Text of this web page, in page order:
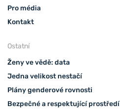
Pro média
Kontakt
Ostatní
Ženy ve vědě: data
Jedna velikost nestačí
Plány genderové rovnosti
Bezpečné a respektující prostředí